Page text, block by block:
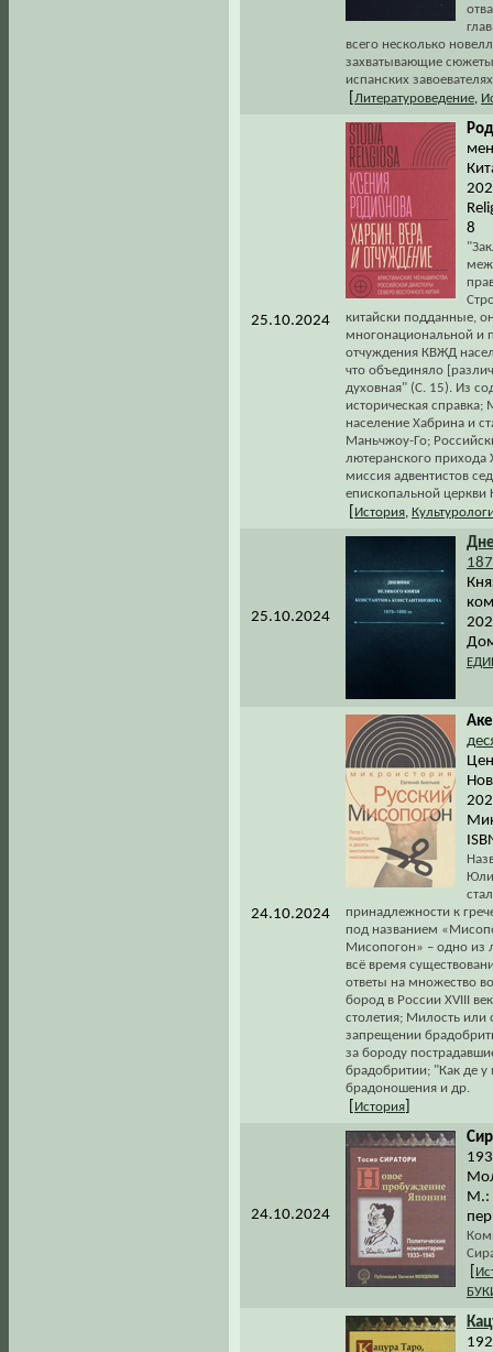
всего несколько
захватывающие
испанских
Литературоведение
25.10.2024
8
китайски подданные,
многонациональной и
отчуждения КВЖД
что объединяло
духовная" (С. 15). Из
историческая
население Хабрина и
Маньчжоу-Го;
лютеранского прихода
миссия адвентистов
епископальной
История
25.10.2024
24.10.2024
принадлежности к
под названием
Мисопогон» – одно из
всё время
ответы на множество
бород в России XVIII
столетия; Милость или
запрещении
за бороду
брадобритии; "Как де
брадоношения и др.
История
24.10.2024
М.: